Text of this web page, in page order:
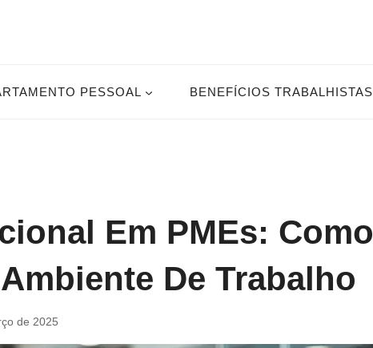
PESSOAL BENEFÍCIOS TRABALHISTAS
Em PMEs: Como
De Trabalho
de 2025